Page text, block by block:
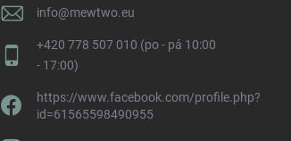
info@mewtwo.eu
+420 778 507 010 (po - pá 10:00
- 17:00)
https://www.facebook.com/profile.php?
id=61565598490955